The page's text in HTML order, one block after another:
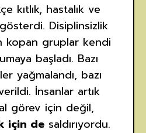
kıtlık, hastalık ve
Disiplinsizlik
kopan gruplar kendi
başladı. Bazı
yağmalandı, bazı
İnsanlar artık
görev için değil,
için desaldırıyordu.